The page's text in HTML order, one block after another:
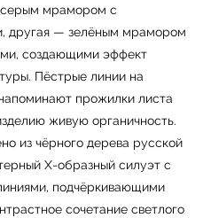
серым мрамором с
другая — зелёным мрамором
создающими эффект
Пёстрые линии на
прожилки листа
живую органичность.
из чёрного дерева русской
X-образный силуэт с
подчёркивающими
сочетание светлого